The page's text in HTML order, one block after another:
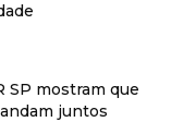
SP mostram que
juntos